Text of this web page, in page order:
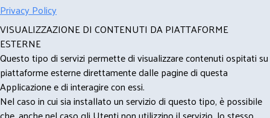
Privacy Policy
VISUALIZZAZIONE DI CONTENUTI DA PIATTAFORME
ESTERNE
Questo tipo di servizi permette di visualizzare contenuti ospitati su
piattaforme esterne direttamente dalle pagine di questa
Applicazione e di interagire con essi.
Nel caso in cui sia installato un servizio di questo tipo, è possibile